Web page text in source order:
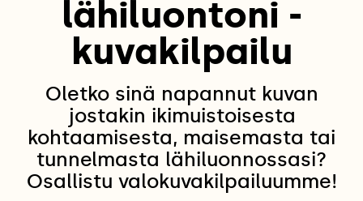
lähiluontoni -
kuvakilpailu
Oletko sinä napannut kuvan
jostakin ikimuistoisesta
kohtaamisesta, maisemasta tai
tunnelmasta lähiluonnossasi?
Osallistu valokuvakilpailuumme!